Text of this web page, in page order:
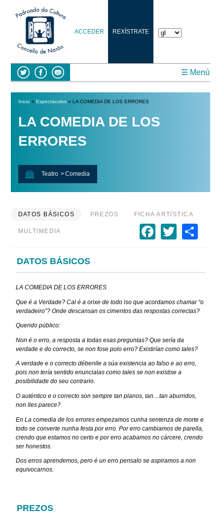
ACCEDER REXÍSTRATE
☰ Menú
Vostede está aquí
Inicio» Espectáculos» LA COMEDIA DE LOS ERRORES
LA COMEDIA DE LOS
ERRORES
Teatro Comedia
DATOS BÁSICOS PREZOS FICHA ARTÍSTICA
MULTIMEDIA
DATOS BÁSICOS
LA COMEDIA DE LOS ERRORES
Que é a Verdade? Cal é a orixe de todo iso que acordamos chamar “o
verdadeiro”? Onde descansan os cimentos das respostas correctas?
Querido público:
Non é o erro, a resposta a todas esas preguntas? Que sería da
verdade e do correcto, se non fose polo erro? Existirían como tales?
A verdade e o correcto débenlle a súa existencia ao falso e ao erro,
pois non tería sentido enuncialas como tales se non existise a
posibilidade do seu contrario.
O auténtico e o correcto son sempre tan planos, tan…tan aburridos,
non lles parece?
EnLa comedia de los erroresempezamos cunha sentenza de morte e
todo se converte nunha festa por erro. Por erro cambiamos de parella,
crendo que estamos no certo e por erro acabamos no cárcere, crendo
ser honestos.
Dos erros aprendemos, pero é un erro pensalo se aspiramos a non
equivocarnos.
PREZOS